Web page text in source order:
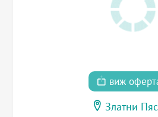
виж
Златни